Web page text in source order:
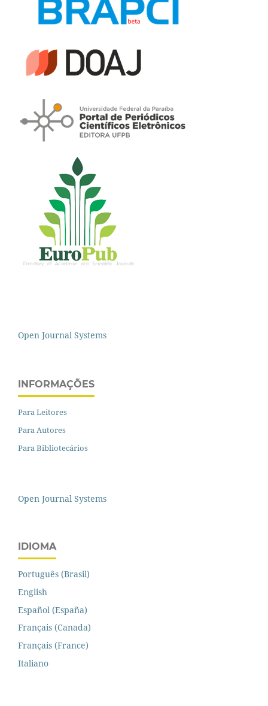
Open Journal Systems
INFORMAÇÕES
Para Leitores
Para Autores
Para Bibliotecários
Open Journal Systems
IDIOMA
Português (Brasil)
English
Español (España)
Français (Canada)
Français (France)
Italiano